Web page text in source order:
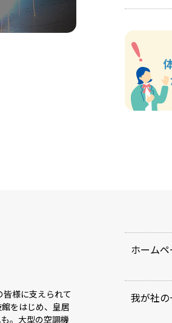
様に支えられて
をはじめ、皇居
。大型の空調機
ホーム
我が社